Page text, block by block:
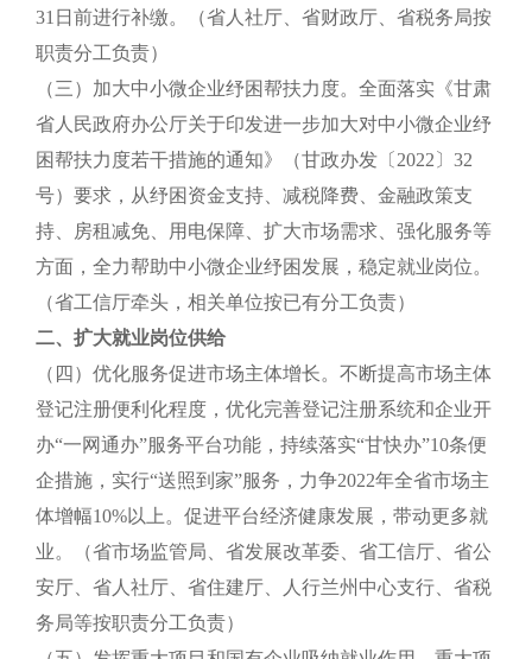
31日前进行补缴。（省人社厅、省财政厅、省税务局按
职责分工负责）
（三）加大中小微企业纾困帮扶力度。全面落实《甘肃
省人民政府办公厅关于印发进一步加大对中小微企业纾
困帮扶力度若干措施的通知》（甘政办发〔2022〕32
号）要求，从纾困资金支持、减税降费、金融政策支
持、房租减免、用电保障、扩大市场需求、强化服务等
方面，全力帮助中小微企业纾困发展，稳定就业岗位。
（省工信厅牵头，相关单位按已有分工负责）
二、扩大就业岗位供给
（四）优化服务促进市场主体增长。不断提高市场主体
登记注册便利化程度，优化完善登记注册系统和企业开
办“一网通办”服务平台功能，持续落实“甘快办”10条便
企措施，实行“送照到家”服务，力争2022年全省市场主
体增幅10%以上。促进平台经济健康发展，带动更多就
业。（省市场监管局、省发展改革委、省工信厅、省公
安厅、省人社厅、省住建厅、人行兰州中心支行、省税
务局等按职责分工负责）